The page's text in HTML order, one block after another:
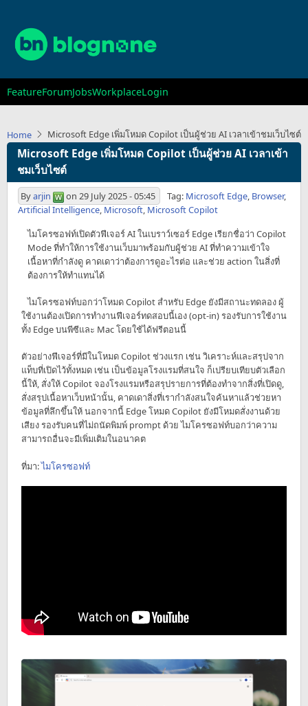
main
content
Main
navigation
FeatureForumJobsWorkplaceLogin
Home Microsoft Edge เพิ่มโหมด Copilot เป็นผู้ช่วย AI เวลาเข้าชมเว็บไซต์
Microsoft Edge เพิ่มโหมด Copilot เป็นผู้ช่วย AI เวลาเข้า
ชมเว็บไซต์
Byarjin on 29 July 2025 - 05:45 Tag: Microsoft Edge, Browser,
Artificial Intelligence, Microsoft, Microsoft Copilot
ไมโครซอฟท์เปิดตัวฟีเจอร์ AI ในเบราว์เซอร์ Edge เรียกชื่อว่า Copilot
Mode ที่ทำให้การใช้งานเว็บมาพร้อมกับผู้ช่วย AI ที่ทำความเข้าใจ
เนื้อหาที่กำลังดู คาดเดาว่าต้องการดูอะไรต่อ และช่วย action ในสิ่งที่
ต้องการให้ทำแทนได้
ไมโครซอฟท์บอกว่าโหมด Copilot สำหรับ Edge ยังมีสถานะทดลอง ผู้
ใช้งานต้องเปิดการทำงานฟีเจอร์ทดสอบนี้เอง (opt-in) รองรับการใช้งาน
ทั้ง Edge บนพีซีและ Mac โดยใช้ได้ฟรีตอนนี้
ตัวอย่างฟีเจอร์ที่มีในโหมด Copilot ช่วงแรก เช่น วิเคราะห์และสรุปจาก
แท็บที่เปิดไว้ทั้งหมด เช่น เป็นข้อมูลโรงแรมที่สนใจ ก็เปรียบเทียบตัวเลือก
นี้ให้, สั่งให้ Copilot จองโรงแรมหรือสรุปรายการที่ต้องทำจากสิ่งที่เปิดดู,
สั่งสรุปเนื้อหาเว็บหน้านั้น, คาดเดาสิ่งที่เรากำลังสนใจค้นหาแล้วช่วยหา
ข้อมูลที่ลึกขึ้นให้ นอกจากนี้ Edge โหมด Copilot ยังมีโหมดสั่งงานด้วย
เสียง รองรับคนที่ไม่ถนัดพิมพ์ prompt ด้วย ไมโครซอฟท์บอกว่าความ
สามารถอื่นจะมีเพิ่มเติมในอนาคต
ที่มา:ไมโครซอฟท์